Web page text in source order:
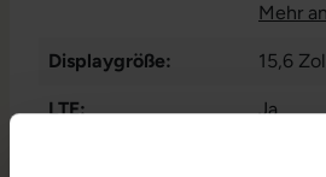
1x
2x
Typ A
Mehr
Displaygröße: 15,6
LTE: Ja
1920